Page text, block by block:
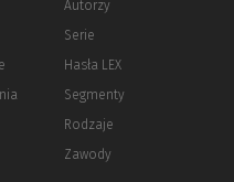
Autorzy
Serie
Hasła LEX
Segmenty
Rodzaje
Zawody